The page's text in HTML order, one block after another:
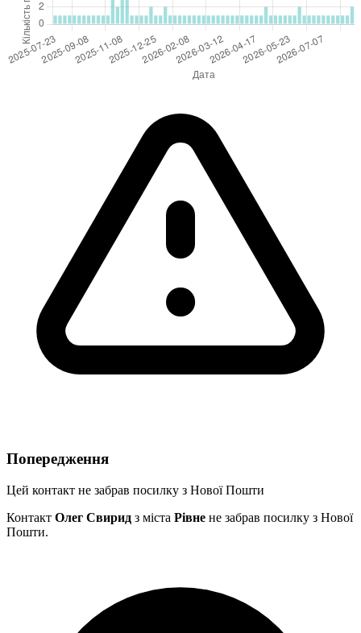
Попередження
Цей контакт не забрав посилку з Нової Пошти
Контакт Олег Свирид з міста Рівне не забрав посилку з Нової
Пошти.